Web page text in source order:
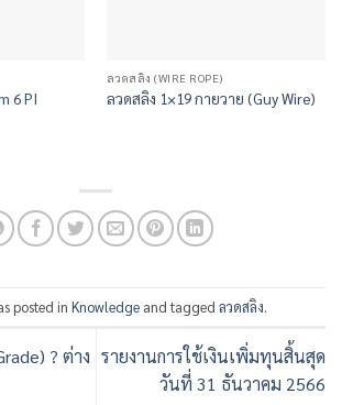
6 PI
ลวดสลิง (WIRE ROPE)
ลวดสลิง 1×19 กายวาย (Guy Wire)
posted in Knowledgeand tagged ลวดสลิง.
? ต่าง รายงานการใช้เงินเพิ่มทุนสิ้นสุด
วันที่ 31 ธันวาคม 2566